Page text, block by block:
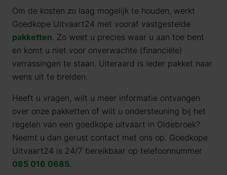
Om de kosten zo laag mogelijk te houden, werkt
Goedkope Uitvaart24 met vooraf vastgestelde
pakketten. Zo weet u precies waar u aan toe bent
en komt u niet voor onverwachte (financiële)
verrassingen te staan. Uiteraard is ieder pakket naar
wens uit te breiden.
Heeft u vragen, wilt u meer informatie ontvangen
over onze pakketten of wilt u ondersteuning bij het
regelen van een goedkope uitvaart in Oldebroek?
Neemt u dan gerust contact met ons op. Goedkope
Uitvaart24 is 24/7 bereikbaar op telefoonnummer
085 016 0685.